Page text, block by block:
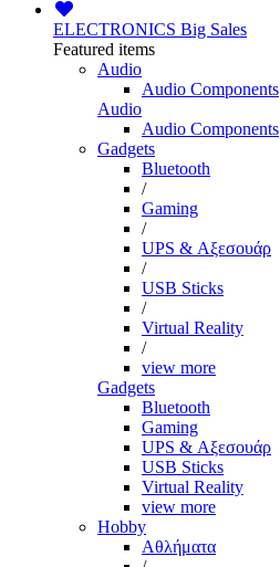
ELECTRONICS Big Sales
Featured items
Audio
Audio Components
Audio
Audio Components
Gadgets
Bluetooth
/
Gaming
/
UPS & Αξεσουάρ
/
USB Sticks
/
Virtual Reality
/
view more
Gadgets
Bluetooth
Gaming
UPS & Αξεσουάρ
USB Sticks
Virtual Reality
view more
Hobby
Αθλήματα